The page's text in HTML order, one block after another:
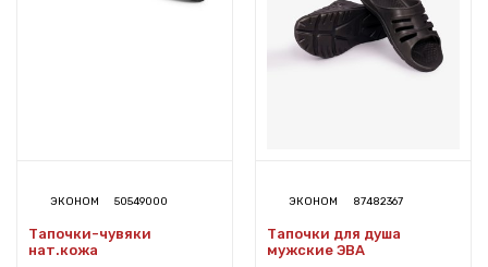
ЭКОНОМ 50549000
Тапочки-чувяки
нат.кожа
ЭКОНОМ 87482367
Тапочки для душа
мужские ЭВА